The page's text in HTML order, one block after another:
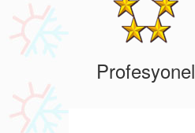
Profesyonel